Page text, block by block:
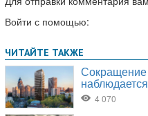
Войти с помощью: